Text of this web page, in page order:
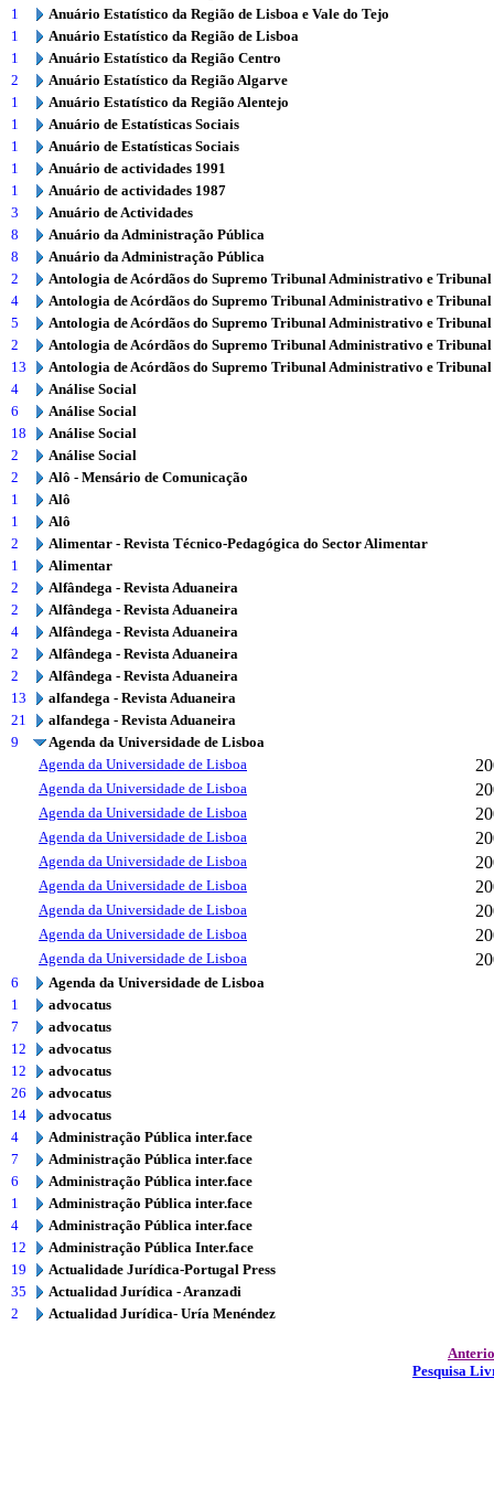
1
Anuário Estatístico da Região de Lisboa e Vale do Tejo
1
Anuário Estatístico da Região de Lisboa
1
Anuário Estatístico da Região Centro
2
Anuário Estatístico da Região Algarve
1
Anuário Estatístico da Região Alentejo
1
Anuário de Estatísticas Sociais
1
Anuário de Estatísticas Sociais
1
Anuário de actividades 1991
1
Anuário de actividades 1987
3
Anuário de Actividades
8
Anuário da Administração Pública
8
Anuário da Administração Pública
2
Antologia de Acórdãos do Supremo Tribunal Administrativo e
4
Antologia de Acórdãos do Supremo Tribunal Administrativo e
5
Antologia de Acórdãos do Supremo Tribunal Administrativo e
2
Antologia de Acórdãos do Supremo Tribunal Administrativo e
13
Antologia de Acórdãos do Supremo Tribunal Administrativo e
4
Análise Social
6
Análise Social
18
Análise Social
2
Análise Social
2
Alô - Mensário de Comunicação
1
Alô
1
Alô
2
Alimentar - Revista Técnico-Pedagógica do Sector Alimentar
1
Alimentar
2
Alfândega - Revista Aduaneira
2
Alfândega - Revista Aduaneira
4
Alfândega - Revista Aduaneira
2
Alfândega - Revista Aduaneira
2
Alfândega - Revista Aduaneira
13
alfandega - Revista Aduaneira
21
alfandega - Revista Aduaneira
9
Agenda da Universidade de Lisboa
Agenda da Universidade de Lisboa
Agenda da Universidade de Lisboa
Agenda da Universidade de Lisboa
Agenda da Universidade de Lisboa
Agenda da Universidade de Lisboa
Agenda da Universidade de Lisboa
Agenda da Universidade de Lisboa
Agenda da Universidade de Lisboa
Agenda da Universidade de Lisboa
6
Agenda da Universidade de Lisboa
1
advocatus
7
advocatus
12
advocatus
12
advocatus
26
advocatus
14
advocatus
4
Administração Pública inter.face
7
Administração Pública inter.face
6
Administração Pública inter.face
1
Administração Pública inter.face
4
Administração Pública inter.face
12
Administração Pública Inter.face
19
Actualidade Jurídica-Portugal Press
35
Actualidad Jurídica - Aranzadi
2
Actualidad Jurídica- Uría Menéndez
Pesquisa